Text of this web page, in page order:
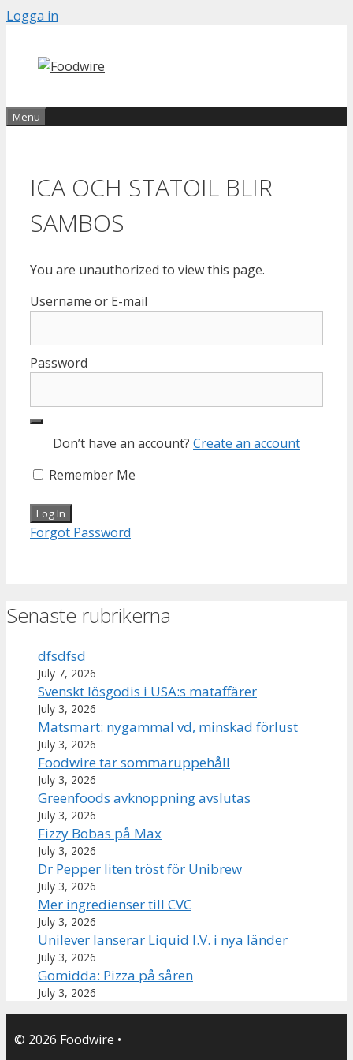
Skip
content
Logga in
Menu
ICA OCH STATOIL BLIR
SAMBOS
You are unauthorized to view this page.
Username or E-mail
Password
Don’t have an account? Create an account
Remember Me
Forgot Password
Senaste rubrikerna
dfsdfsd
July 7, 2026
Svenskt lösgodis i USA:s mataffärer
July 3, 2026
Matsmart: nygammal vd, minskad förlust
July 3, 2026
Foodwire tar sommaruppehåll
July 3, 2026
Greenfoods avknoppning avslutas
July 3, 2026
Fizzy Bobas på Max
July 3, 2026
Dr Pepper liten tröst för Unibrew
July 3, 2026
Mer ingredienser till CVC
July 3, 2026
Unilever lanserar Liquid I.V. i nya länder
July 3, 2026
Gomidda: Pizza på såren
July 3, 2026
© 2026 Foodwire •